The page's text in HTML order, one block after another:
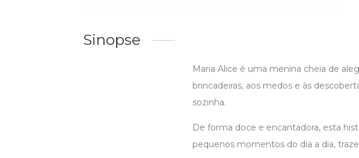
Sinopse
Maria Alice é uma menina cheia de
brincadeiras, aos medos e às
sozinha.
De forma doce e encantadora, esta
pequenos momentos do dia a dia,